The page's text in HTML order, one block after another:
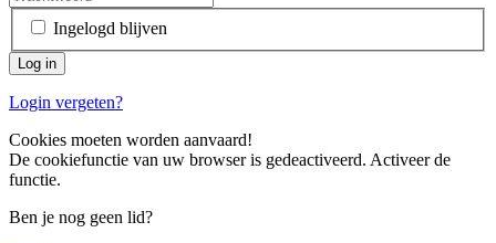
Ingelogd blijven
Login vergeten?
Cookies moeten worden aanvaard!
De cookiefunctie van uw browser is gedeactiveerd. Activeer de
functie.
Ben je nog geen lid?